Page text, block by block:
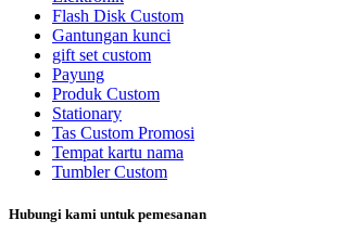
Flash Disk Custom
Gantungan kunci
gift set custom
Payung
Produk Custom
Stationary
Tas Custom Promosi
Tempat kartu nama
Tumbler Custom
Hubungi kami untuk pemesanan